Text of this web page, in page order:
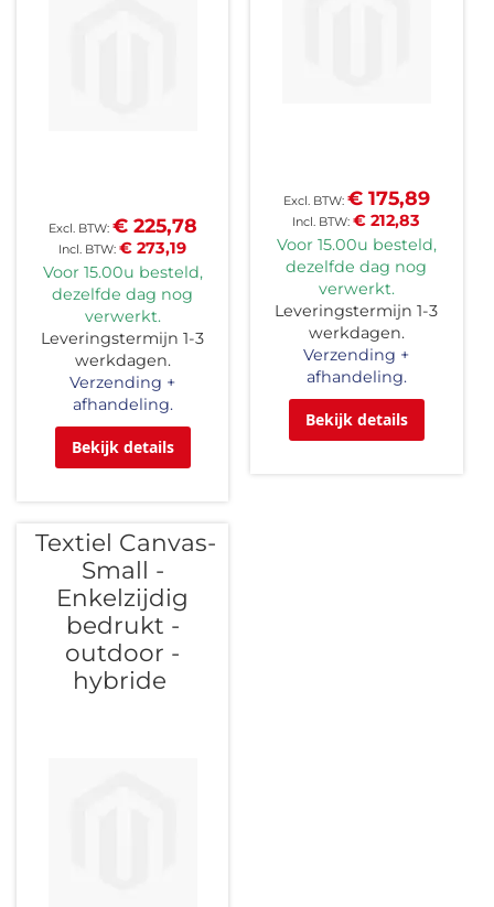
€ 273,19
€ 225,78
Voor 15.00u besteld,
dezelfde dag nog
verwerkt.
Leveringstermijn 1-3
werkdagen.
Verzending +
afhandeling.
Bekijk details
€ 212,83
€ 175,89
Voor 15.00u besteld,
dezelfde dag nog
verwerkt.
Leveringstermijn 1-3
werkdagen.
Verzending +
afhandeling.
Bekijk details
Textiel Canvas-
Small -
Enkelzijdig
bedrukt -
outdoor -
hybride